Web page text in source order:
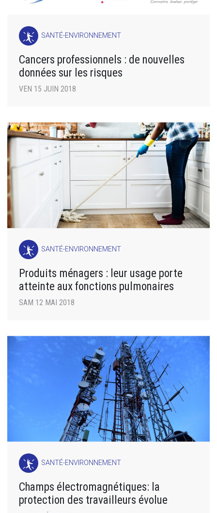
SANTÉ-ENVIRONNEMENT
Cancers professionnels : de nouvelles
données sur les risques
VEN 15 JUIN 2018
SANTÉ-ENVIRONNEMENT
Produits ménagers : leur usage porte
atteinte aux fonctions pulmonaires
SAM 12 MAI 2018
SANTÉ-ENVIRONNEMENT
Champs électromagnétiques: la
protection des travailleurs évolue